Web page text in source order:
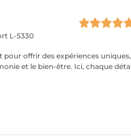
L-5330
pour offrir des expériences uniques,
être. Ici, chaque détail a